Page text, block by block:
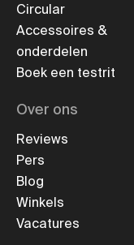
Circular
Accessoires &
onderdelen
Boek een testrit
Over ons
Reviews
Pers
Blog
Winkels
Vacatures